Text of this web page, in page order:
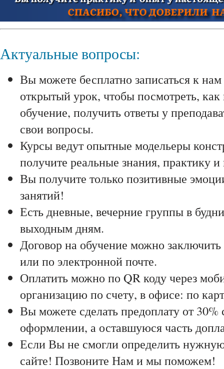
Актуальные вопросы:
Вы можете бесплатно записаться к
открытый урок, чтобы посмотреть, как
обучение, получить ответы у
свои вопросы.
Курсы ведут опытные модельеры
получите реальные знания, практику
Вы получите только позитивные
занятий!
Есть дневные, вечерние группы в
выходным дням.
Договор на обучение можно
или по электронной почте.
Оплатить можно по QR коду через
организацию по счету, в офисе: по
Вы можете сделать предоплату от
оформлении, а оставшуюся часть
Если Вы не смогли определить
сайте! Позвоните Нам и мы поможем!